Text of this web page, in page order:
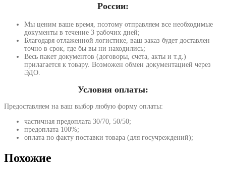
России:
Мы ценим ваше время, поэтому отправляем все необходимые
документы в течение 3 рабочих дней;
Благодаря отлаженной логистике, ваш заказ будет доставлен
точно в срок, где бы вы ни находились;
Весь пакет документов (договоры, счета, акты и т.д.)
прилагается к товару. Возможен обмен документацией через
ЭДО.
Условия оплаты:
Предоставляем на ваш выбор любую форму оплаты:
частичная предоплата 30/70, 50/50;
предоплата 100%;
оплата по факту поставки товара (для госучреждений);
Похожие